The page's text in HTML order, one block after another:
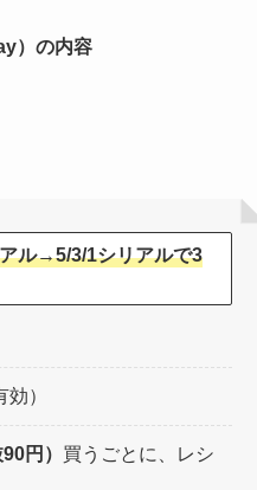
）の内容
ル→5/3/1シリアルで3
）
円） 買うごとに、レシ